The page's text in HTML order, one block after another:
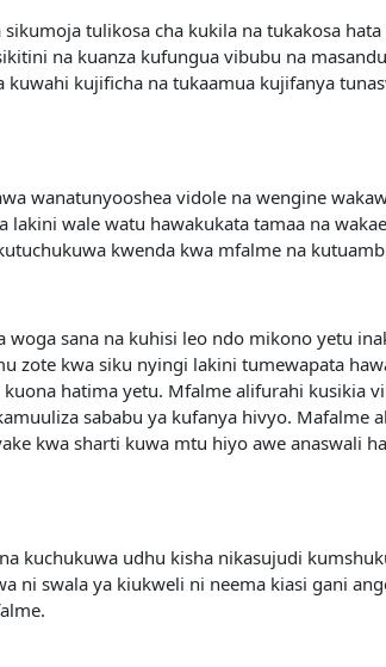
tulikosa cha kukila na tukakosa
na kuanza kufungua vibubu na
kujificha na tukaamua kujifanya
wanatunyooshea vidole na wengine
wale watu hawakukata tamaa na
kwenda kwa mfalme na
sana na kuhisi leo ndo mikono yetu
zote kwa siku nyingi lakini tumewapata
hatima yetu. Mfalme alifurahi kusikia
sababu ya kufanya hivyo.
kwa sharti kuwa mtu hiyo awe anaswali
kuchukuwa udhu kisha nikasujudi
ni swala ya kiukweli ni neema kiasi gani